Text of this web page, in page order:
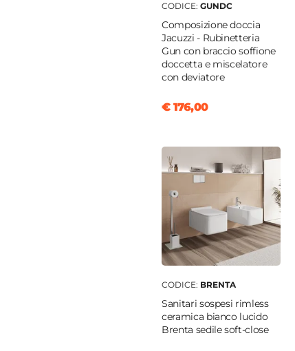
CODICE: GUNDC
Composizione doccia
Jacuzzi - Rubinetteria
Gun con braccio soffione
doccetta e miscelatore
con deviatore
€ 176,00
CODICE: BRENTA
Sanitari sospesi rimless
ceramica bianco lucido
Brenta sedile soft-close